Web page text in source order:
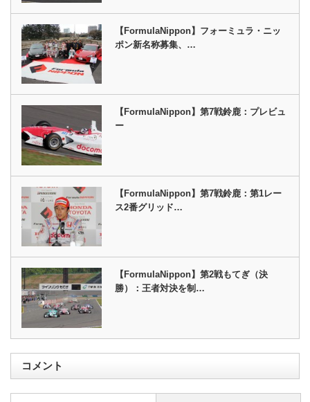
【FormulaNippon】フォーミュラ・ニッ
ポン新名称募集、…
【FormulaNippon】第7戦鈴鹿：プレビュ
ー
【FormulaNippon】第7戦鈴鹿：第1レー
ス2番グリッド…
【FormulaNippon】第2戦もてぎ（決
勝）：王者対決を制…
コメント